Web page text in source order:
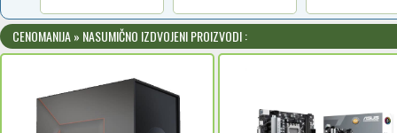
CENOMANIJA » NASUMIČNO IZDVOJENI PROIZVODI :